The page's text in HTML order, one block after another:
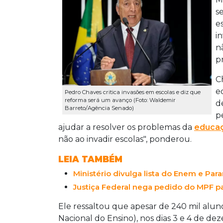
Pedro Chaves critica invasões em escolas e diz que
reforma será um avanço (Foto: Waldemir
Barreto/Agência Senado)
ajudar a resolver os problemas da
não ao invadir escolas", ponderou.
LEIA TAMBÉM
Ministério divulga lista do Enem e
Justiça Federal nega pedido do MPF
Ele ressaltou que apesar de 240 mil
Nacional do Ensino), nos dias 3 e 4 de